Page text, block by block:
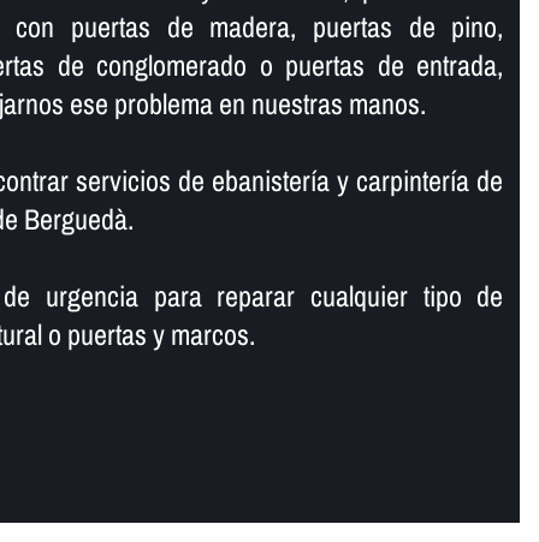
con puertas de madera, puertas de pino,
de conglomerado o puertas de entrada,
ese problema en nuestras manos.
servicios de ebanisterí­a y carpinterí­a de
Berguedà.
urgencia para reparar cualquier tipo de
o puertas y marcos.